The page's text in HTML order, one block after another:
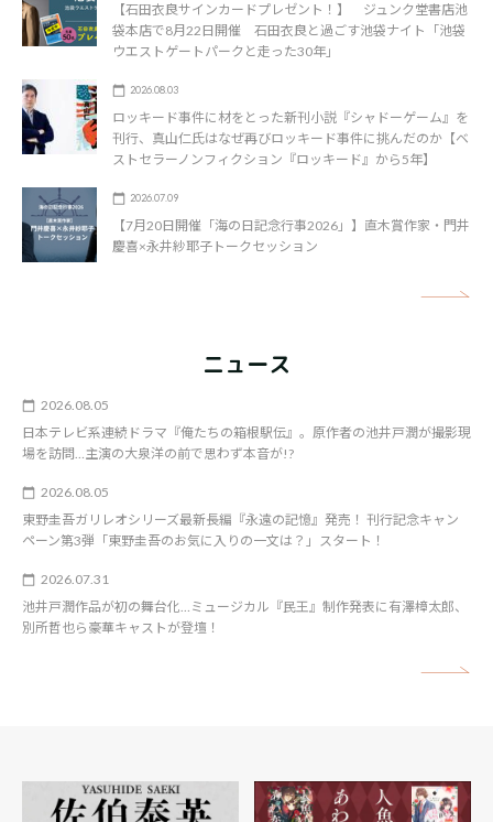
【石田衣良サインカードプレゼント！】 ジュンク堂書店池
袋本店で8月22日開催 石田衣良と過ごす池袋ナイト「池袋
ウエストゲートパークと走った30年」
2026.08.03
ロッキード事件に材をとった新刊小説『シャドーゲーム』を
刊行、真山仁氏はなぜ再びロッキード事件に挑んだのか【ベ
ストセラーノンフィクション『ロッキード』から5年】
2026.07.09
【7月20日開催「海の日記念行事2026」】直木賞作家・門井
慶喜×永井紗耶子トークセッション
ニュース
2026.08.05
日本テレビ系連続ドラマ『俺たちの箱根駅伝』。原作者の池井戸潤が撮影現
場を訪問…主演の大泉洋の前で思わず本音が!?
2026.08.05
東野圭吾ガリレオシリーズ最新長編『永遠の記憶』発売！ 刊行記念キャン
ペーン第3弾「東野圭吾のお気に入りの一文は？」スタート！
2026.07.31
池井戸潤作品が初の舞台化…ミュージカル『民王』制作発表に有澤樟太郎、
別所哲也ら豪華キャストが登壇！